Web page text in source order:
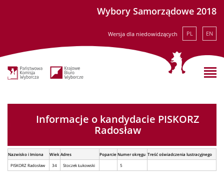
Wybory Samorządowe 2018
Wersja dla niedowidzących PL EN
Informacje o kandydacie PISKORZ
Radosław
Nazwisko i Imiona Wiek Adres PoparcieNumer okręgu Treść oświadczenia lustracyjnego
PISKORZ Radosław
34 Stoczek Łukowski 5